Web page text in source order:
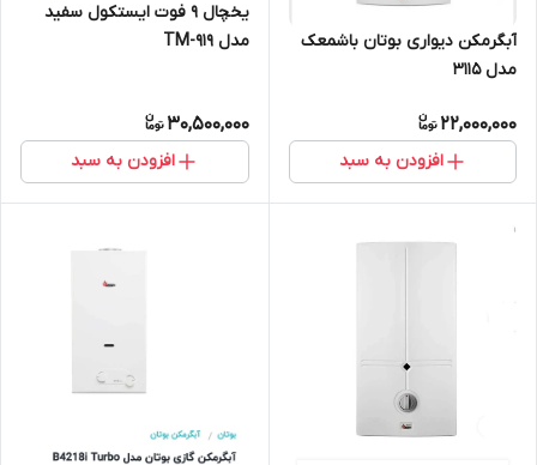
آبگرمکن دیواری بوتان باشمعک
مدل 3115
22,000,000
افزودن به سبد
یخچال 9 فوت ایستکول سفید
مدل TM-919
30,500,000
افزودن به سبد